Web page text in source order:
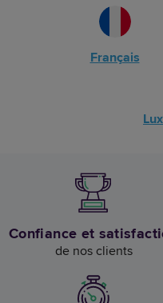
Français
Confiance et
de nos clients